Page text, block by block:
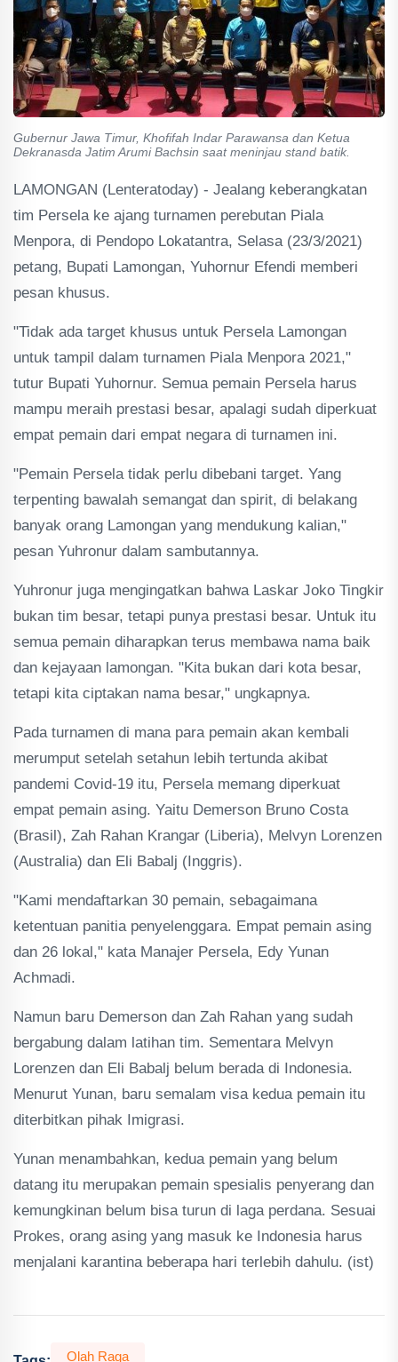
Gubernur Jawa Timur, Khofifah Indar Parawansa dan Ketua
Dekranasda Jatim Arumi Bachsin saat meninjau stand batik.
LAMONGAN (Lenteratoday) - Jealang keberangkatan
tim Persela ke ajang turnamen perebutan Piala
Menpora, di Pendopo Lokatantra, Selasa (23/3/2021)
petang, Bupati Lamongan, Yuhornur Efendi memberi
pesan khusus.
"Tidak ada target khusus untuk Persela Lamongan
untuk tampil dalam turnamen Piala Menpora 2021,"
tutur Bupati Yuhornur. Semua pemain Persela harus
mampu meraih prestasi besar, apalagi sudah diperkuat
empat pemain dari empat negara di turnamen ini.
"Pemain Persela tidak perlu dibebani target. Yang
terpenting bawalah semangat dan spirit, di belakang
banyak orang Lamongan yang mendukung kalian,"
pesan Yuhronur dalam sambutannya.
Yuhronur juga mengingatkan bahwa Laskar Joko Tingkir
bukan tim besar, tetapi punya prestasi besar. Untuk itu
semua pemain diharapkan terus membawa nama baik
dan kejayaan lamongan. "Kita bukan dari kota besar,
tetapi kita ciptakan nama besar," ungkapnya.
Pada turnamen di mana para pemain akan kembali
merumput setelah setahun lebih tertunda akibat
pandemi Covid-19 itu, Persela memang diperkuat
empat pemain asing. Yaitu Demerson Bruno Costa
(Brasil), Zah Rahan Krangar (Liberia), Melvyn Lorenzen
(Australia) dan Eli Babalj (Inggris).
"Kami mendaftarkan 30 pemain, sebagaimana
ketentuan panitia penyelenggara. Empat pemain asing
dan 26 lokal," kata Manajer Persela, Edy Yunan
Achmadi.
Namun baru Demerson dan Zah Rahan yang sudah
bergabung dalam latihan tim. Sementara Melvyn
Lorenzen dan Eli Babalj belum berada di Indonesia.
Menurut Yunan, baru semalam visa kedua pemain itu
diterbitkan pihak Imigrasi.
Yunan menambahkan, kedua pemain yang belum
datang itu merupakan pemain spesialis penyerang dan
kemungkinan belum bisa turun di laga perdana. Sesuai
Prokes, orang asing yang masuk ke Indonesia harus
menjalani karantina beberapa hari terlebih dahulu. (ist)
Olah Raga